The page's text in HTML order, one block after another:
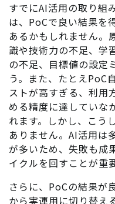
すでにAI活用の取り組
は、PoCで良い結果を
あるかもしれません。
識や技術力の不足、学
の不足、目標値の設定
う。また、たとえPoC
ストが高すぎる、利用
める精度に達していな
れます。しかし、こう
ありません。AI活用は
が多いため、失敗も成
イクルを回すことが重
さらに、PoCの結果が
から実運用に切り替え